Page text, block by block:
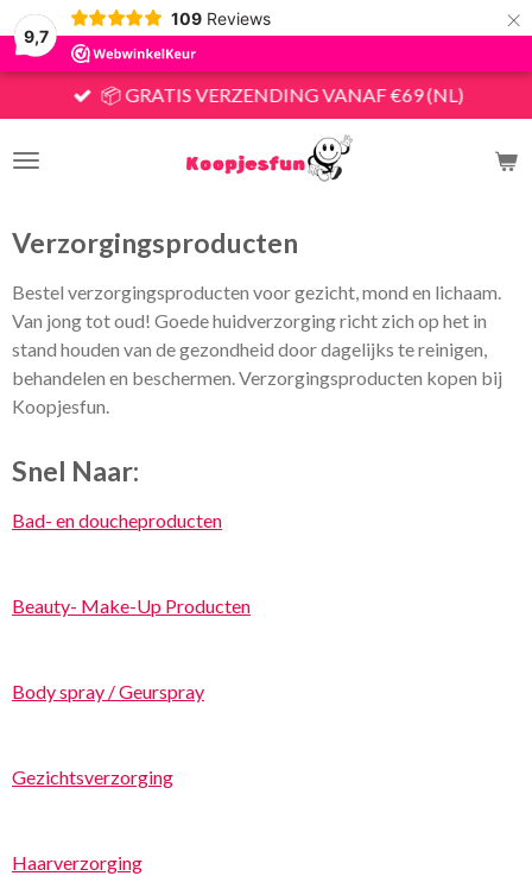
9,7
109 Reviews ×
📦 GRATIS VERZENDING VANAF €69 (NL)
Verzorgingsproducten
Bestel verzorgingsproducten voor gezicht, mond en lichaam.
Van jong tot oud! Goede huidverzorging richt zich op het in
stand houden van de gezondheid door dagelijks te reinigen,
behandelen en beschermen. Verzorgingsproducten kopen bij
Koopjesfun.
Snel Naar:
Bad- en doucheproducten
Beauty- Make-Up Producten
Body spray / Geurspray
Gezichtsverzorging
Haarverzorging